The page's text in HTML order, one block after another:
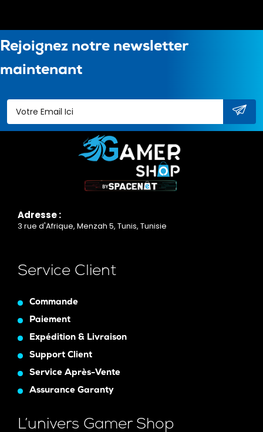
Rejoignez notre newsletter
maintenant
Adresse :
3 rue d'Afrique, Menzah 5, Tunis, Tunisie
Service Client
Commande
Paiement
Expédition & Livraison
Support Client
Service Après-Vente
Assurance Garanty
L’univers Gamer Shop